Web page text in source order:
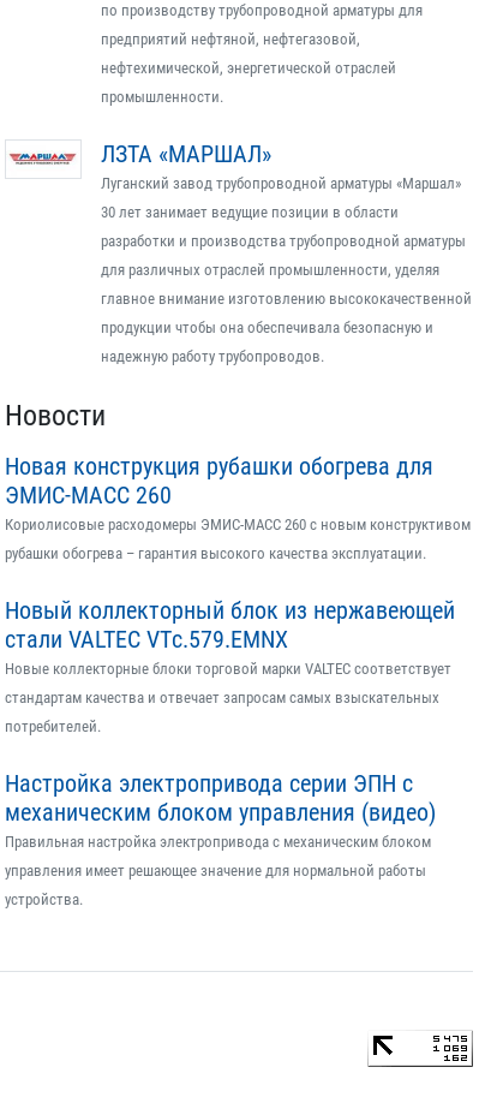
по производству трубопроводной арматуры для
предприятий нефтяной, нефтегазовой,
нефтехимической, энергетической отраслей
промышленности.
ЛЗТА «МАРШАЛ»
Луганский завод трубопроводной арматуры «Маршал»
30 лет занимает ведущие позиции в области
разработки и производства трубопроводной арматуры
для различных отраслей промышленности, уделяя
главное внимание изготовлению высококачественной
продукции чтобы она обеспечивала безопасную и
надежную работу трубопроводов.
Новости
Новая конструкция рубашки обогрева для
ЭМИС-МАСС 260
Кориолисовые расходомеры ЭМИС-МАСС 260 с новым конструктивом
рубашки обогрева – гарантия высокого качества эксплуатации.
Новый коллекторный блок из нержавеющей
стали VALTEC VTс.579.EMNX
Новые коллекторные блоки торговой марки VALTEC соответствует
стандартам качества и отвечает запросам самых взыскательных
потребителей.
Настройка электропривода серии ЭПН с
механическим блоком управления (видео)
Правильная настройка электропривода с механическим блоком
управления имеет решающее значение для нормальной работы
устройства.